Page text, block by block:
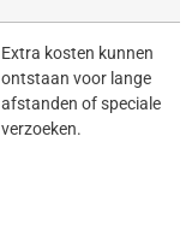
Extra kosten kunnen
ontstaan voor lange
afstanden of speciale
verzoeken.